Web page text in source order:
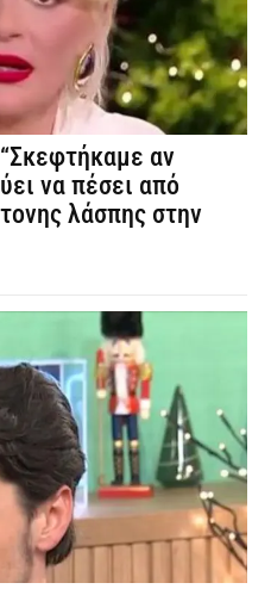
αν
να πέσει από
λάσπης στην